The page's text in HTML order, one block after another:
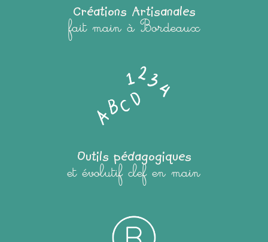
Créations Artisanales
fait main à Bordeaux
Outils pédagogiques
et évolutif clef en main